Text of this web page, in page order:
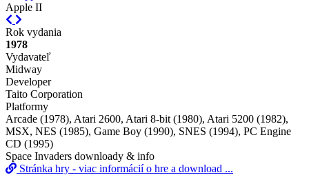
Apple II
Previous
Rok vydania
1978
Vydavateľ
Midway
Developer
Taito Corporation
Platformy
Arcade (1978), Atari 2600, Atari 8-bit (1980), Atari 5200 (1982),
MSX, NES (1985), Game Boy (1990), SNES (1994), PC Engine
CD (1995)
Space Invaders downloady & info
Stránka hry - viac informácií o hre a download ...